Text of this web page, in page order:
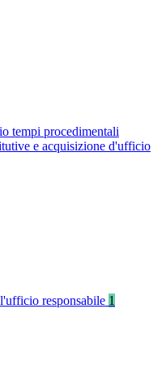
tempi procedimentali
e acquisizione d'ufficio
responsabile 1